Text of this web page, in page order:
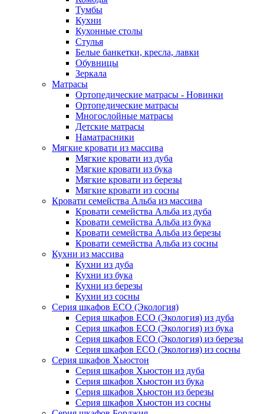
Тумбы
Кухни
Кухонные столы
Стулья
Белые банкетки, кресла, лавки
Обувницы
Зеркала
Матрасы
Ортопедические матрасы - Новинки
Ортопедические матрасы
Многослойные матрасы
Детские матрасы
Наматрасники
Мягкие кровати из массива
Мягкие кровати из дуба
Мягкие кровати из бука
Мягкие кровати из березы
Мягкие кровати из сосны
Кровати семейства Альба из массива
Кровати семейства Альба из дуба
Кровати семейства Альба из бука
Кровати семейства Альба из березы
Кровати семейства Альба из сосны
Кухни из массива
Кухни из дуба
Кухни из бука
Кухни из березы
Кухни из сосны
Серия шкафов ECO (Экология)
Серия шкафов ECO (Экология) из дуба
Серия шкафов ECO (Экология) из бука
Серия шкафов ECO (Экология) из березы
Серия шкафов ECO (Экология) из сосны
Серия шкафов Хьюстон
Серия шкафов Хьюстон из дуба
Серия шкафов Хьюстон из бука
Серия шкафов Хьюстон из березы
Серия шкафов Хьюстон из сосны